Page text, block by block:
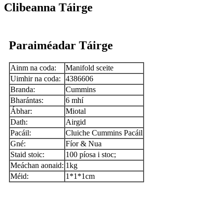
Clibeanna Táirge
Paraiméadar Táirge
Ainm na coda:
Manifold sceite
Uimhir na coda:
4386606
Branda:
Cummins
Bharántas:
6 mhí
Ábhar:
Miotal
Dath:
Airgid
Pacáil:
Cluiche Cummins Pacáil
Gné:
Fíor & Nua
Staid stoic:
100 píosa i stoc;
Meáchan aonaid: 1kg
Méid:
1*1*1cm